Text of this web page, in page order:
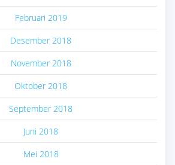
Februari 2019
Desember 2018
November 2018
Oktober 2018
September 2018
Juni 2018
Mei 2018